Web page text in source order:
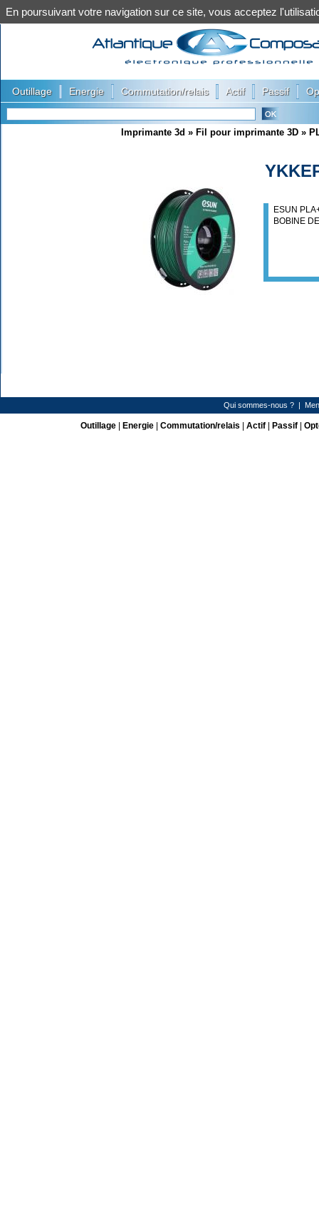
Outillage Energie Commutation/relais Actif Passif
Imprimante 3d » Fil pour imprimante 3D »
ESUN
BOBINE
Qui sommes-nous ? |
Outillage| Energie| Commutation/relais Actif| Passif|
En poursuivant votre navigation sur ce site, vous acceptez